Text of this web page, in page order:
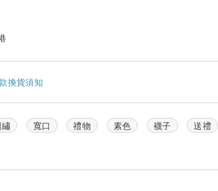
換貨須知
寬口 禮物 素色 襪子
送禮